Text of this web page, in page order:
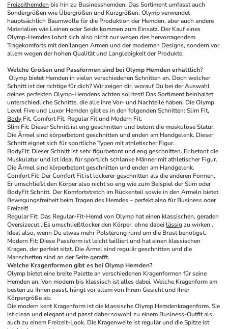
Freizeithemden bis hin zu Businesshemden. Das Sortiment umfasst auch
Sondergrößen wie Übergrößen und Kurzgrößen. Olymp verwendet
hauptsächlich Baumwolle für die Produktion der Hemden, aber auch andere
Materialien wie Leinen oder Seide kommen zum Einsatz. Der Kauf eines
Olymp-Hemdes lohnt sich also nicht nur wegen des hervorragendem
Tragekomforts mit den langen Armen und der modernen Designs, sondern vor
allem wegen der hohen Qualität und Langlebigkeit der Produkte.
Welche Größen und Passformen sind bei Olymp Hemden erhältlich?
Olymp bietet Hemden in vielen verschiedenen Schnitten an. Doch welcher
Schnitt ist der richtige für dich? Wir zeigen dir, worauf Du bei der Auswahl
deines perfekten Olymp-Hemdens achten solltest! Das Sortiment beinhaltet
unterschiedliche Schnitte, die alle ihre Vor- und Nachteile haben. Die Olymp
Body Fit, Comfort Fit, Regular Fit und Modern Fit.
Slim Fit: Dieser Schnitt ist eng geschnitten und betont die muskulöse Statur.
Die Ärmel sind körperbetont geschnitten und enden am Handgelenk. Dieser
Schnitt eignet sich für sportliche Typen mit athletischer Figur.
BodyFit: Dieser Schnitt ist sehr figurbetont und eng geschnitten. Er betont die
Muskulatur und ist ideal für sportlich schlanke Männer mit athletischer Figur.
Die Ärmel sind körperbetont geschnitten und enden am Handgelenk.
Comfort Fit: Der Comfort Fit ist lockerer geschnitten als die anderen Formen.
Er umschließt den Körper also nicht so eng wie zum Beispiel der Slim oder
BodyFit Schnitt. Der Komfortstretch im Rückenteil sowie in den Ärmeln bietet
Bewegungsfreiheit beim Tragen des Hemdes – perfekt also für Business oder
Freizeit!
Regular Fit: Das Regular-Fit-Hemd von Olymp hat einen klassischen, geraden
Oversizecut . Es umschließtlocker den Körper, ohne dabei lässig zu wirken .
Ideal also, wenn Du etwas mehr Polsterung rund um die Brust benötigst.
Modern Fit: Diese Passform ist leicht tailliert und hat einen klassischen
Kragen, der perfekt sitzt. Die Ärmel sind regulär geschnitten und die
Manschetten sind an der Seite gerafft.
Welche Kragenformen gibt es bei Olymp Hemden?
Olymp bietet eine breite Palette an verschiedenen Kragenformen für seine
Hemden an. Von modern bis klassisch ist alles dabei. Welche Kragenform am
besten zu Ihnen passt, hängt vor allem von Ihrem Gesicht und Ihrer
Körpergröße ab.
Die modern kent Kragenform ist die klassische Olymp Hemdenkragenform. Sie
ist clean und elegant und passt daher sowohl zu einem Business-Outfit als
auch zu einem Freizeit-Look. Die Kragenweite ist regulär und die Spitze ist